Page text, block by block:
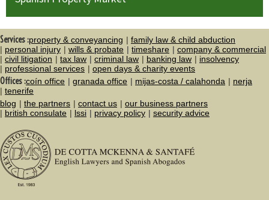
Services :property & conveyancing
family law & child abduction
personal injury
wills & probate timeshare
company & commercial
civil litigation
tax law criminal law banking law
insolvency
professional services
open days & charity events
Offices :coín office granada office mijas-costa / calahonda
nerja
tenerife
blog
the partners contact us
our business partners
british consulate
lssi privacy policy security advice